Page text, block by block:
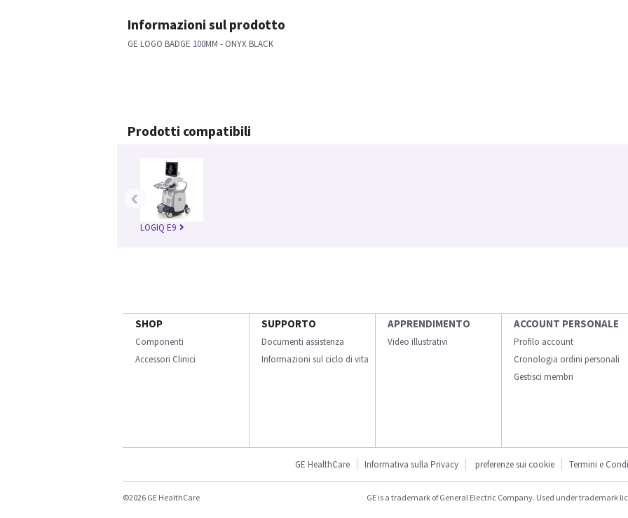
Informazioni sul prodotto
GE LOGO BADGE 100MM - ONYX BLACK
Prodotti compatibili
LOGIQ E9
‹
SHOP
Componenti
Accessori Clinici
SUPPORTO
Documenti assistenza
Informazioni sul ciclo di vita
APPRENDIMENTO
Video illustrativi
ACCOUNT PERSONALE
Profilo account
Cronologia ordini personali
Gestisci membri
GE HealthCare Informativa sulla Privacy preferenze sui cookie Termini e
©2026 GE HealthCare GE is a trademark of General Electric Company. Used under trademark